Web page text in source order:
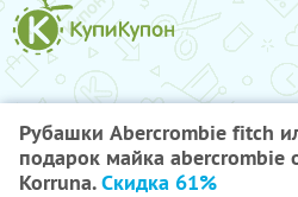
Рубашки Abercrombie fitch
подарок майка abercrombie
Korruna.Скидка 61%